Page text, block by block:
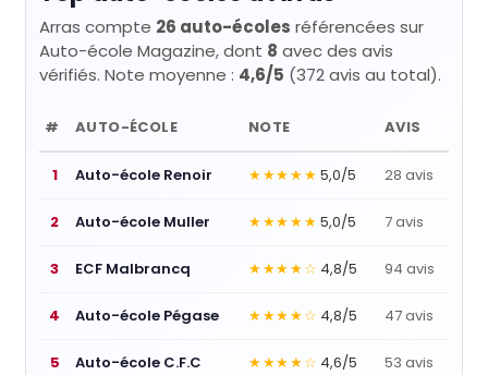
Arras compte 26 auto-écoles référencées sur
Auto-école Magazine, dont 8 avec des avis
vérifiés. Note moyenne : 4,6/5 (372 avis au total).
# AUTO-ÉCOLE NOTE AVIS
1 Auto-école Renoir ★★★★★ 5,0/5 28 avis
2 Auto-école Muller ★★★★★ 5,0/5 7 avis
3 ECF Malbrancq ★★★★☆ 4,8/5 94 avis
4 Auto-école Pégase ★★★★☆ 4,8/5 47 avis
5 Auto-école C.F.C ★★★★☆ 4,6/5 53 avis